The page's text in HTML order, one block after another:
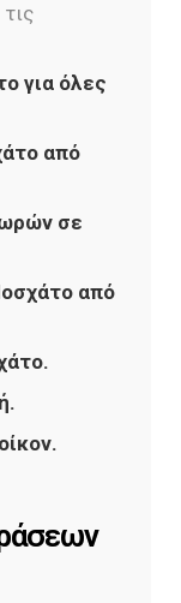
για όλες
από
σε
από